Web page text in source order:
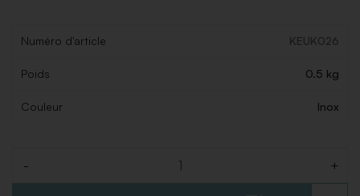
Numéro d'article KEUK026
Poids 0.5 kg
Couleur Inox
- +